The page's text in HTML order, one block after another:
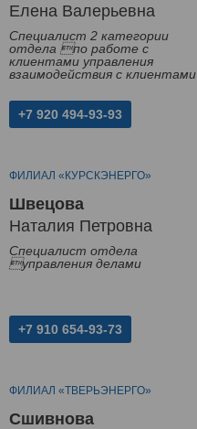
Елена Валерьевна
Специалист 2 категории
отдела по работе с
клиентами управления
взаимодействия с клиентами
+7 920 494-93-93
ФИЛИАЛ «КУРСКЭНЕРГО»
Швецова
Наталия Петровна
Специалист отдела
управления делами
+7 910 654-93-73
ФИЛИАЛ «ТВЕРЬЭНЕРГО»
Сшивнова